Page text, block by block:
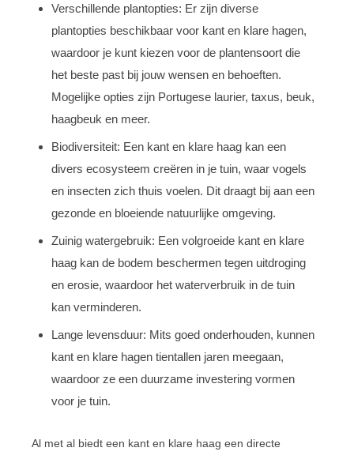
Verschillende plantopties: Er zijn diverse
plantopties beschikbaar voor kant en klare hagen,
waardoor je kunt kiezen voor de plantensoort die
het beste past bij jouw wensen en behoeften.
Mogelijke opties zijn Portugese laurier, taxus, beuk,
haagbeuk en meer.
Biodiversiteit: Een kant en klare haag kan een
divers ecosysteem creëren in je tuin, waar vogels
en insecten zich thuis voelen. Dit draagt bij aan een
gezonde en bloeiende natuurlijke omgeving.
Zuinig watergebruik: Een volgroeide kant en klare
haag kan de bodem beschermen tegen uitdroging
en erosie, waardoor het waterverbruik in de tuin
kan verminderen.
Lange levensduur: Mits goed onderhouden, kunnen
kant en klare hagen tientallen jaren meegaan,
waardoor ze een duurzame investering vormen
voor je tuin.
Al met al biedt een kant en klare haag een directe